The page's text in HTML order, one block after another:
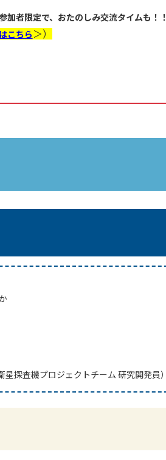
加者限定で、おたのしみ交流タイムも！！
こちら ＞）
星探査機プロジェクトチーム 研究開発員）